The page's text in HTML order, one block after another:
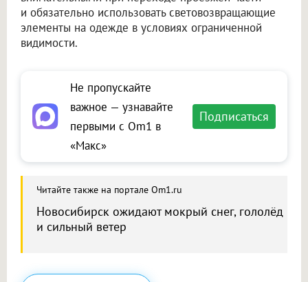
и обязательно использовать световозвращающие
элементы на одежде в условиях ограниченной
видимости.
Не пропускайте
важное — узнавайте
первыми с Om1 в
«Макс»
Подписаться
Читайте также на портале Om1.ru
Новосибирск ожидают мокрый снег, гололёд
и сильный ветер